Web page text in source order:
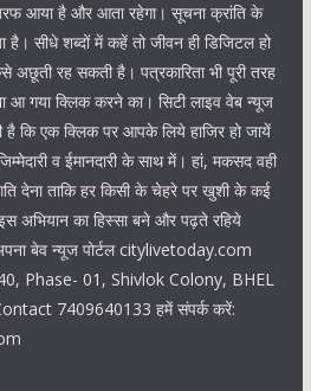
आया है और आता रहेगा। सूचना क्रांति के
सीधे शब्दों में कहें तो जीवन ही डिजिटल हो
अछूती रह सकती है। पत्रकारिता भी पूरी तरह
आ गया क्लिक करने का। सिटी लाइव वेब न्यूज
कि एक क्लिक पर आपके लिये हाजिर हो जायें
व ईमानदारी के साथ में। हां, मकसद वही
देना ताकि हर किसी के चेहरे पर खुशी के कई
अभियान का हिस्सा बने और पढ़ते रहिये
बेव न्यूज पोर्टल citylivetoday.com
Phase- 01, Shivlok Colony, BHEL
7409640133 हमें संपर्क करें: